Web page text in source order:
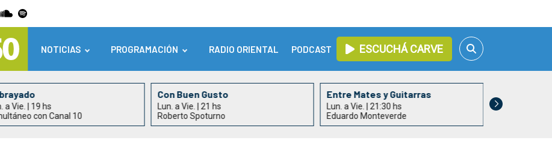
NOTICIAS PROGRAMACIÓN RADIO ORIENTAL PODCAST ESCUCHÁ CARVE
a Vie. | 19 hs
con Canal 10
Con Buen Gusto
Lun. a Vie. | 21 hs
Roberto Spoturno
Entre Mates y Guitarras
Lun. a Vie. | 21:30 hs
Eduardo Monteverde
Lun. a Vie. |